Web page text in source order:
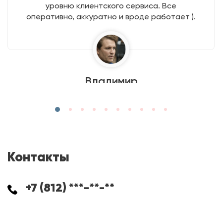
уровню клиентского сервиса. Все
оперативно, аккуратно и вроде работает ).
Владимир
Контакты
+7 (812) ***-**-**